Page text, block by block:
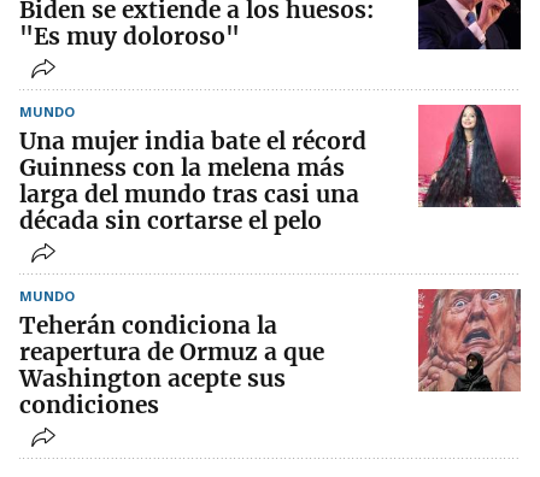
Biden se extiende a los huesos:
"Es muy doloroso"
MUNDO
Una mujer india bate el récord
Guinness con la melena más
larga del mundo tras casi una
década sin cortarse el pelo
MUNDO
Teherán condiciona la
reapertura de Ormuz a que
Washington acepte sus
condiciones